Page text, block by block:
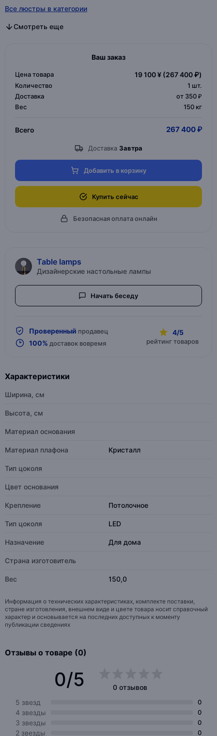
Все люстры в категории
Все дизайнерские люстры в категории
Все люстры в категории
Смотреть еще
Ваш заказ
Цена товара 19 100 ¥ (267 400 ₽)
Количество 1 шт.
Доставка
от 350 ₽
Вес
150 кг
Всего 267 400 ₽
Доставка Завтра
Добавить в корзину
Купить сейчас
Безопасная оплата онлайн
Table lamps
Дизайнерские настольные лампы
Начать беседу
Проверенный продавец
100% доставок вовремя
4/5
рейтинг товаров
Характеристики
Ширина, см
Высота, см
Материал основания
Материал плафона Кристалл
Тип цоколя
Цвет основания
Крепление Потолочное
Тип цоколя LED
Назначение Для дома
Страна изготовитель
Вес 150,0
Информация о технических характеристиках, комплекте поставки,
стране изготовления, внешнем виде и цвете товара носит справочный
характер и основывается на последних доступных к моменту
публикации сведениях
Отзывы о товаре (0)
0/5
0 отзывов
5 звезд
0
4 звезды 0
3 звезды 0
2 звезды 0